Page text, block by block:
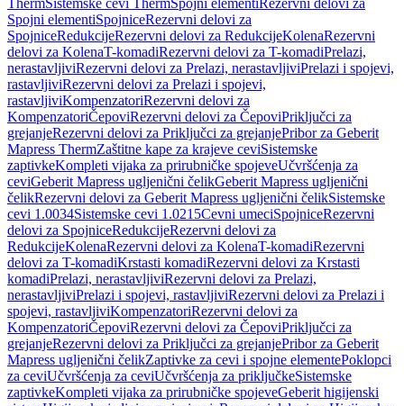
ThermSistemske cevi ThermSpojni elementi Rezervni delovi za
Spojni elementiSpojniceRezervni delovi za
SpojniceRedukcijeRezervni delovi za RedukcijeKolenaRezervni
delovi za KolenaT-komadiRezervni delovi za T-komadiPrelazi,
nerastavljiviRezervni delovi za Prelazi, nerastavljiviPrelazi i spojevi,
rastavljiviRezervni delovi za Prelazi i spojevi,
rastavljiviKompenzatoriRezervni delovi za
KompenzatoriČepoviRezervni delovi za ČepoviPriključci za
grejanjeRezervni delovi za Priključci za grejanjePribor za Geberit
Mapress ThermZaštitne kape za krajeve ceviSistemske
zaptivkeKompleti vijaka za prirubničke spojeveUčvršćenja za
ceviGeberit Mapress ugljenični čelikGeberit Mapress ugljenični
čelikRezervni delovi za Geberit Mapress ugljenični čelikSistemske
cevi 1.0034Sistemske cevi 1.0215Cevni umeciSpojniceRezervni
delovi za SpojniceRedukcijeRezervni delovi za
RedukcijeKolenaRezervni delovi za KolenaT-komadiRezervni
delovi za T-komadiKrstasti komadiRezervni delovi za Krstasti
komadiPrelazi, nerastavljiviRezervni delovi za Prelazi,
nerastavljiviPrelazi i spojevi, rastavljiviRezervni delovi za Prelazi i
spojevi, rastavljiviKompenzatoriRezervni delovi za
KompenzatoriČepoviRezervni delovi za ČepoviPriključci za
grejanjeRezervni delovi za Priključci za grejanjePribor za Geberit
Mapress ugljenični čelikZaptivke za cevi i spojne elementePoklopci
za ceviUčvršćenja za ceviUčvršćenja za priključkeSistemske
zaptivkeKompleti vijaka za prirubničke spojeveGeberit higijenski